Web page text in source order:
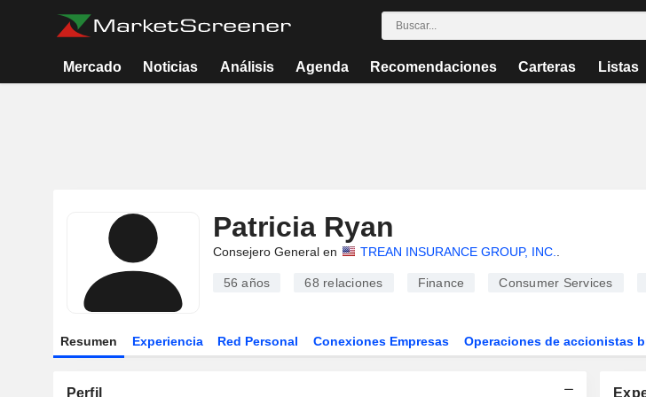
Mercado Noticias Análisis Agenda Recomendaciones Carteras Listas
Patricia Ryan
Consejero General en TREAN INSURANCE GROUP, INC.
56 años 68 relaciones Finance Consumer Services
Resumen Experiencia Red Personal Conexiones Empresas Operaciones de accionistas
Perfil